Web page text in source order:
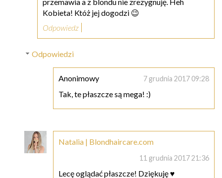
przemawia a z blondu nie zrezygnuję. Heh
Kobieta! Któż jej dogodzi 😉
Odpowiedz
Odpowiedzi
Anonimowy 7 grudnia 2017 09:28
Tak, te płaszcze są mega! :)
Natalia | Blondhaircare.com
11 grudnia 2017 21:36
Lecę oglądać płaszcze! Dziękuję ♥